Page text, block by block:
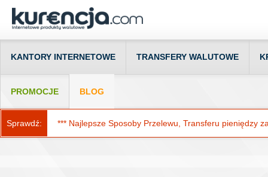
KANTORY INTERNETOWE TRANSFERY WALUTOWE
PROMOCJE BLOG
Sprawdź: *** Najlepsze Sposoby Przelewu, Transferu pieniędzy